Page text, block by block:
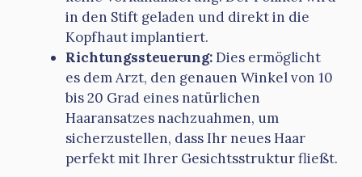
in den Stift geladen und direkt in die
Kopfhaut implantiert.
Richtungssteuerung:Dies ermöglicht
es dem Arzt, den genauen Winkel von 10
bis 20 Grad eines natürlichen
Haaransatzes nachzuahmen, um
sicherzustellen, dass Ihr neues Haar
perfekt mit Ihrer Gesichtsstruktur fließt.